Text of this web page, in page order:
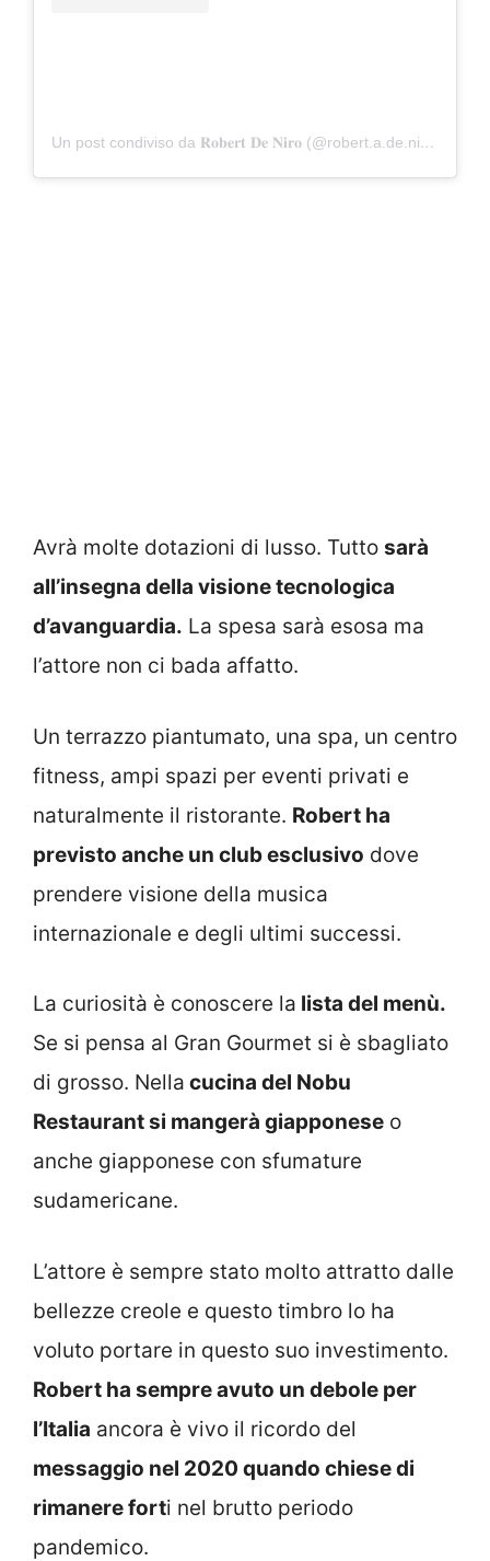
Un post condiviso da 𝐑𝐨𝐛𝐞𝐫𝐭 𝐃𝐞 𝐍𝐢𝐫𝐨 (@robert.a.de.niro)
Avrà molte dotazioni di lusso. Tutto sarà
all’insegna della visione tecnologica
d’avanguardia. La spesa sarà esosa ma
l’attore non ci bada affatto.
Un terrazzo piantumato, una spa, un centro
fitness, ampi spazi per eventi privati e
naturalmente il ristorante. Robert ha
previsto anche un club esclusivo dove
prendere visione della musica
internazionale e degli ultimi successi.
La curiosità è conoscere la lista del menù.
Se si pensa al Gran Gourmet si è sbagliato
di grosso. Nella cucina del Nobu
Restaurant si mangerà giapponese o
anche giapponese con sfumature
sudamericane.
L’attore è sempre stato molto attratto dalle
bellezze creole e questo timbro lo ha
voluto portare in questo suo investimento.
Robert ha sempre avuto un debole per
l’Italia ancora è vivo il ricordo del
messaggio nel 2020 quando chiese di
rimanere forti nel brutto periodo
pandemico.